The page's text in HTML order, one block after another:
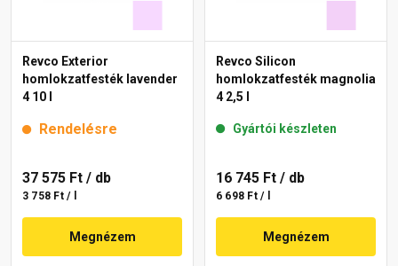
Revco Exterior
homlokzatfesték lavender
4 10 l
Rendelésre
37 575 Ft / db
3 758 Ft / l
Megnézem
Revco Silicon
homlokzatfesték magnolia
4 2,5 l
Gyártói készleten
16 745 Ft / db
6 698 Ft / l
Megnézem